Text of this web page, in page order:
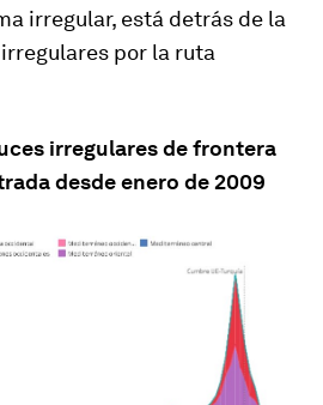
irregular, está detrás de la
por la ruta
irregulares de frontera
desde enero de 2009